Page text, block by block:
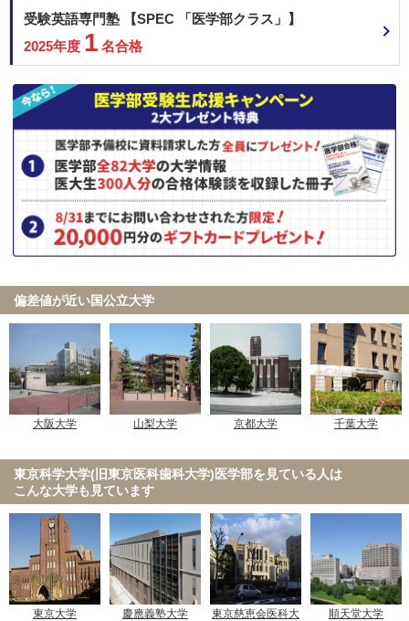
受験英語専門塾 【SPEC 「医学部クラス」】
2025年度 1 名合格
偏差値が近い国公立大学
大阪大学 山梨大学 京都大学 千葉大学
東京科学大学(旧東京医科歯科大学)医学部を見ている人は
こんな大学も見ています
東京大学 慶應義塾大学
東京慈恵会医科大
順天堂大学